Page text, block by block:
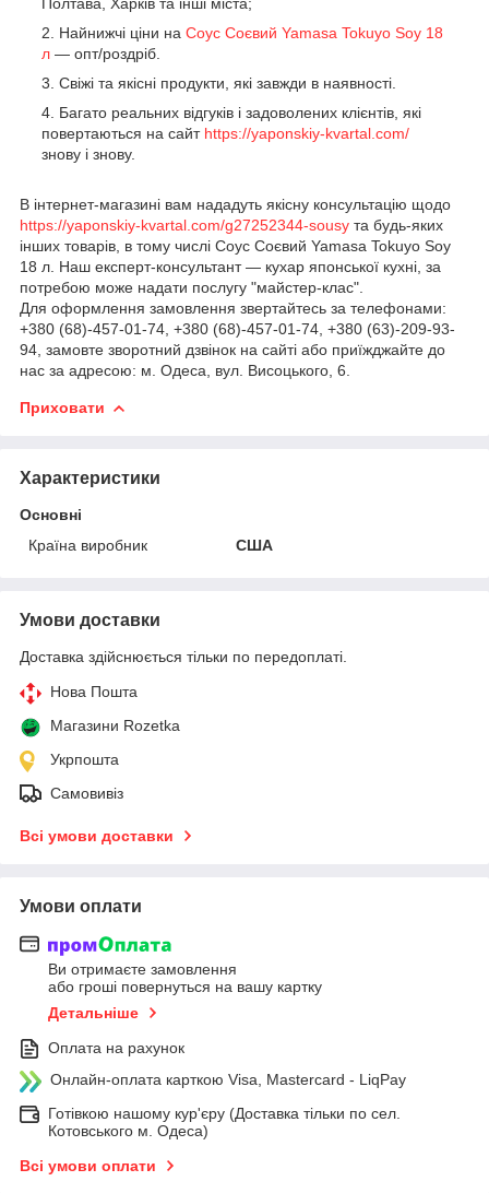
Найнижчі ціни на Соус Соєвий Yamasa Tokuyo Soy 18
л — опт/роздріб.
Свіжі та якісні продукти, які завжди в наявності.
Багато реальних відгуків і задоволених клієнтів, які
повертаються на сайт https://yaponskiy-kvartal.com/
знову і знову.
В інтернет-магазині вам нададуть якісну консультацію щодо
https://yaponskiy-kvartal.com/g27252344-sousy та будь-яких
інших товарів, в тому числі Соус Соєвий Yamasa Tokuyo Soy
18 л. Наш експерт-консультант — кухар японської кухні, за
потребою може надати послугу "майстер-клас".
Для оформлення замовлення звертайтесь за телефонами:
+380 (68)-457-01-74, +380 (68)-457-01-74, +380 (63)-209-93-
94, замовте зворотний дзвінок на сайті або приїжджайте до
нас за адресою: м. Одеса, вул. Висоцького, 6.
Приховати
Характеристики
Основні
Країна виробник
США
Умови доставки
Доставка здійснюється тільки по передоплаті.
Нова Пошта
Магазини Rozetka
Укрпошта
Самовивіз
Всі умови доставки
Умови оплати
Ви отримаєте замовлення
або гроші повернуться на вашу картку
Детальніше
Оплата на рахунок
Онлайн-оплата карткою Visa, Mastercard - LiqPay
Готівкою нашому кур'єру (Доставка тільки по сел.
Котовського м. Одеса)
Всі умови оплати